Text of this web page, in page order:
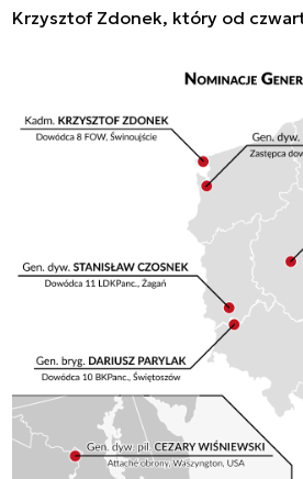
Krzysztof Zdonek, który od